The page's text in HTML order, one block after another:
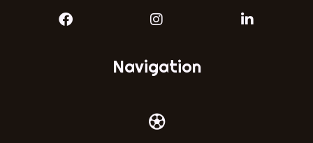
Navigation